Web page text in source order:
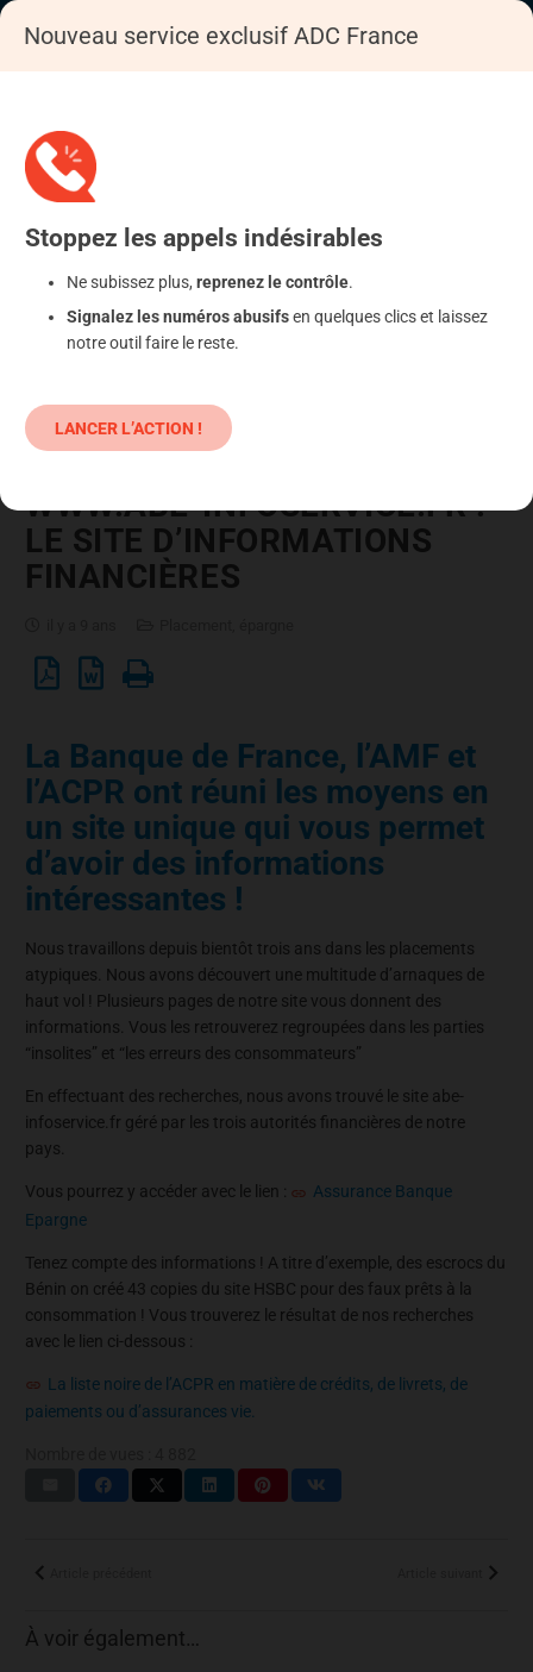
WWW.ABE-INFOSERVICE.FR :
LE SITE D’INFORMATIONS
FINANCIÈRES
La Banque de France, l’AMF et
l’ACPR ont réuni les moyens en
un site unique qui vous permet
d’avoir des informations
intéressantes !
Nous travaillons depuis bientôt trois ans dans les placements
atypiques. Nous avons découvert une multitude d’arnaques de
haut vol ! Plusieurs pages de notre site vous donnent des
informations. Vous les retrouverez regroupées dans les parties
“insolites” et “les erreurs des consommateurs”
En effectuant des recherches, nous avons trouvé le site abe-
infoservice.fr géré par les trois autorités financières de notre
pays.
Vous pourrez y accéder avec le lien :
Assurance Banque
Epargne
Tenez compte des informations ! A titre d’exemple, des escrocs du
Bénin on créé 43 copies du site HSBC pour des faux prêts à la
consommation ! Vous trouverez le résultat de nos recherches
avec le lien ci-dessous :
La liste noire de l’ACPR en matière de crédits, de livrets, de
paiements ou d’assurances vie.
À voir également…
Nouveau service exclusif ADC France
Stoppez les appels indésirables
Ne subissez plus, reprenez le contrôle.
Signalez les numéros abusifsen quelques clics et laissez
notre outil faire le reste.
LANCER L’ACTION !